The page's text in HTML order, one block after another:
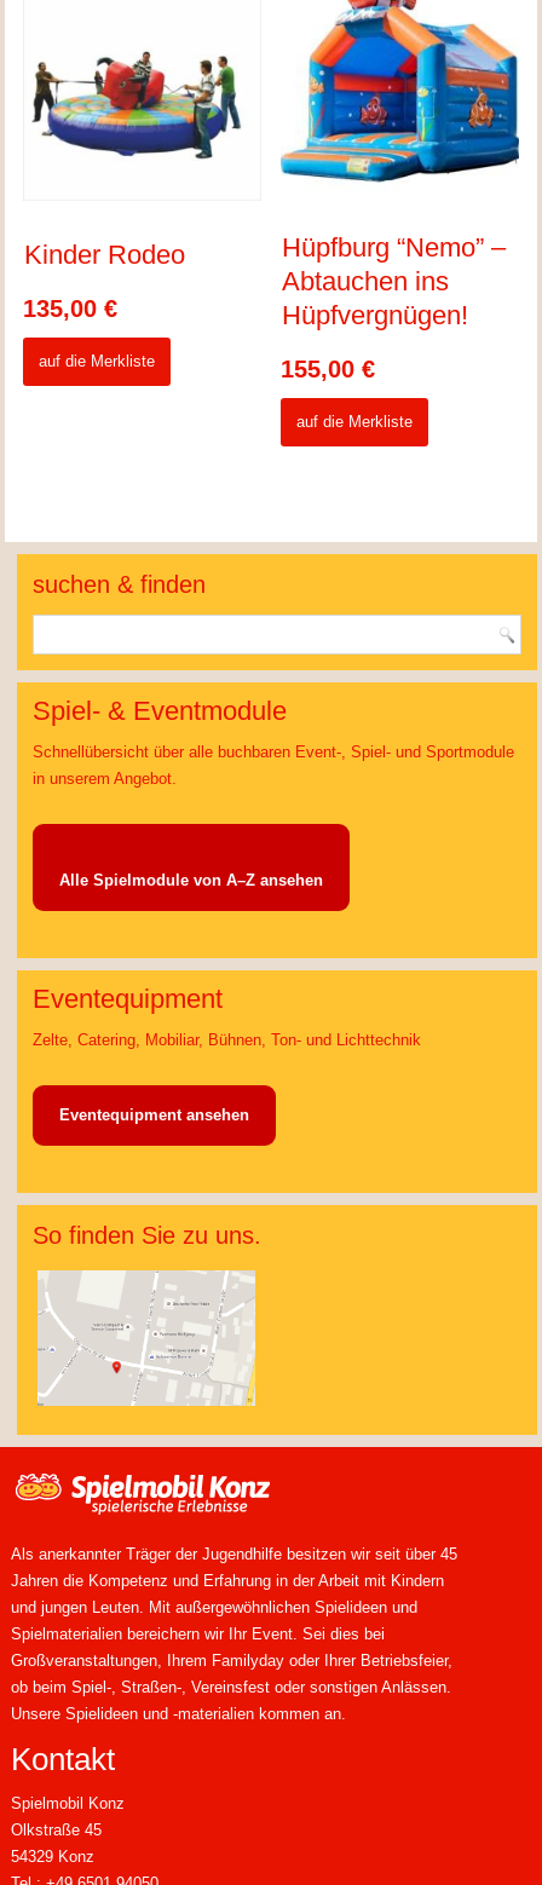
Kinder Rodeo
135,00€
auf die Merkliste
Hüpfburg “Nemo” –
Abtauchen ins
Hüpfvergnügen!
155,00€
auf die Merkliste
suchen & finden
Spiel- & Eventmodule
Schnellübersicht über alle buchbaren Event-, Spiel- und Sportmodule
in unserem Angebot.
Alle Spielmodule von A–Z ansehen
Eventequipment
Zelte, Catering, Mobiliar, Bühnen, Ton- und Lichttechnik
Eventequipment ansehen
So finden Sie zu uns.
Als anerkannter Träger der Jugendhilfe besitzen wir seit über 45
Jahren die Kompetenz und Erfahrung in der Arbeit mit Kindern
und jungen Leuten. Mit außergewöhnlichen Spielideen und
Spielmaterialien bereichern wir Ihr Event. Sei dies bei
Großveranstaltungen, Ihrem Familyday oder Ihrer Betriebsfeier,
ob beim Spiel-, Straßen-, Vereinsfest oder sonstigen Anlässen.
Unsere Spielideen und -materialien kommen an.
Kontakt
Spielmobil Konz
Olkstraße 45
54329 Konz